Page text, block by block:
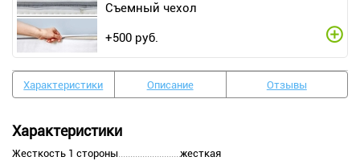
Съемный чехол
+500 руб.
Характеристики Описание Отзывы
Характеристики
Жесткость 1 стороны
жесткая